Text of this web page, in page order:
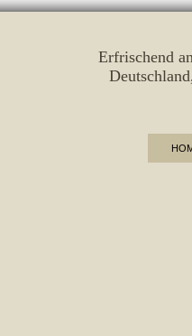
Erfrischend
Deutschland